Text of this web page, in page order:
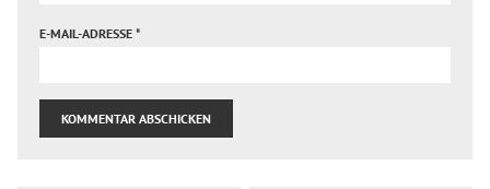
E-MAIL-ADRESSE *